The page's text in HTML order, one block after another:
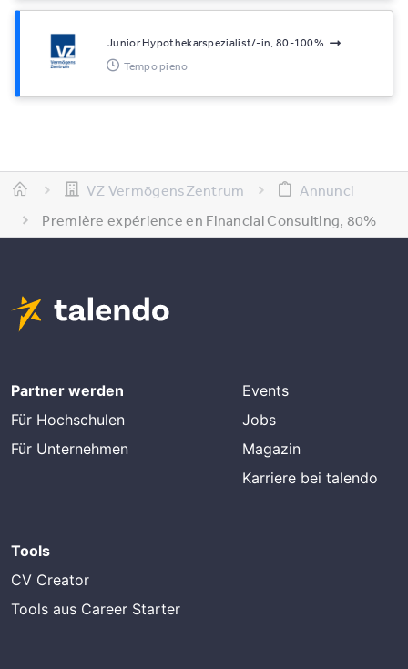
Junior Hypothekarspezialist/-in, 80-100%
Tempo pieno
VZ VermögensZentrum
Annunci
Première expérience en Financial Consulting, 80%
Partner werden
Für Hochschulen
Für Unternehmen
Events
Jobs
Magazin
Karriere bei talendo
Tools
CV Creator
Tools aus Career Starter